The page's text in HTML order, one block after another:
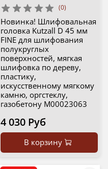
(0)
Новинка! Шлифовальная
головка Kutzall D 45 мм
FINE для шлифования
полукруглых
поверхностей, мягкая
шлифовка по дереву,
пластику,
искусственному мягкому
камню, оргстеклу,
газобетону М00023063
4 030 Руб
В корзину